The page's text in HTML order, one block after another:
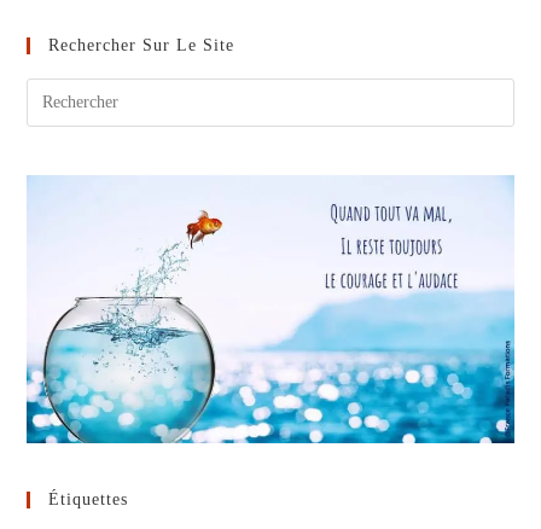
Créativité
Enfants
Rechercher Sur Le Site
Étiquettes